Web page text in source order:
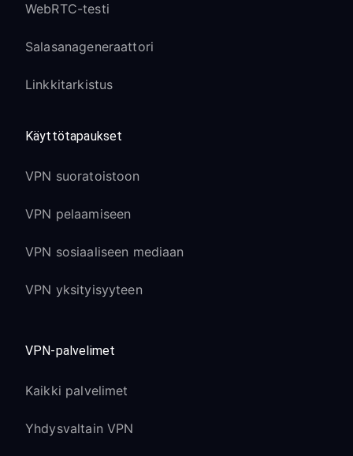
WebRTC-testi
Salasanageneraattori
Linkkitarkistus
Käyttötapaukset
VPN suoratoistoon
VPN pelaamiseen
VPN sosiaaliseen mediaan
VPN yksityisyyteen
VPN-palvelimet
Kaikki palvelimet
Yhdysvaltain VPN